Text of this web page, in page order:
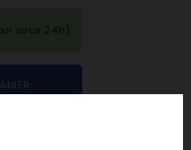
sous 24h)